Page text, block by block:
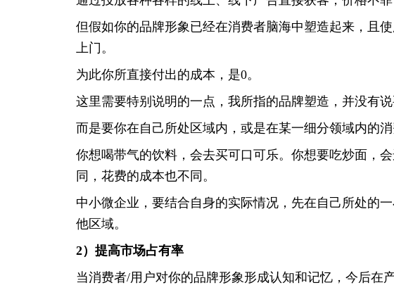
但假如你的品牌形象已经在消费者脑海中塑造起来，且
上门。
为此你所直接付出的成本，是0。
这里需要特别说明的一点，我所指的品牌塑造，并没有
而是要你在自己所处区域内，或是在某一细分领域内的消
你想喝带气的饮料，会去买可口可乐。你想要吃炒面，
同，花费的成本也不同。
中小微企业，要结合自身的实际情况，先在自己所处的
他区域。
2）提高市场占有率
当消费者/用户对你的品牌形象形成认知和记忆，今后在